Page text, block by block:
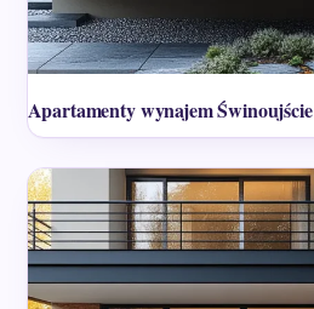
Apartamenty wynajem Świnoujście